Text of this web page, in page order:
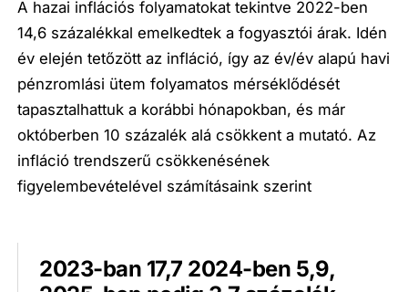
A hazai inflációs folyamatokat tekintve 2022-ben
14,6 százalékkal emelkedtek a fogyasztói árak. Idén
év elején tetőzött az infláció, így az év/év alapú havi
pénzromlási ütem folyamatos mérséklődését
tapasztalhattuk a korábbi hónapokban, és már
októberben 10 százalék alá csökkent a mutató. Az
infláció trendszerű csökkenésének
figyelembevételével számításaink szerint
2023-ban 17,7 2024-ben 5,9,